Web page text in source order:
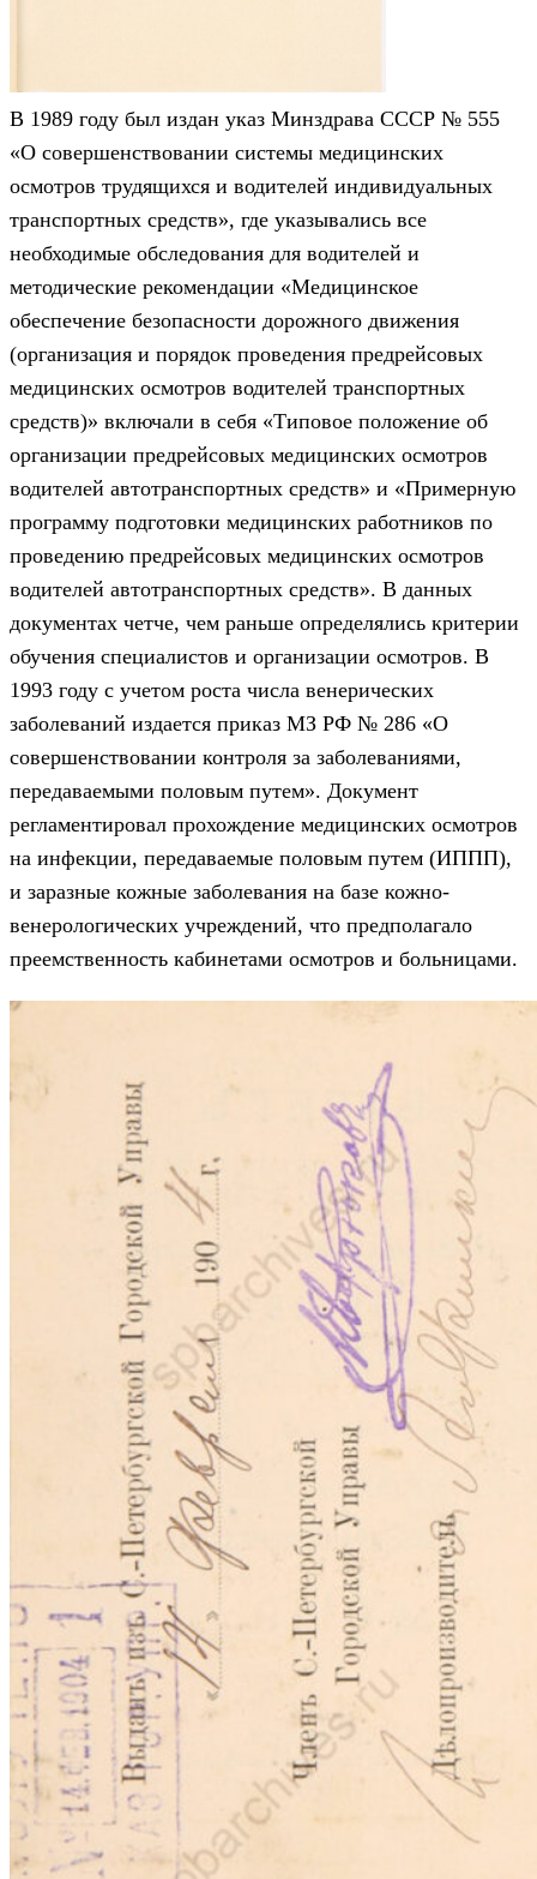
В 1989 году был издан указ Минздрава СССР № 555
«О совершенствовании системы медицинских
осмотров трудящихся и водителей индивидуальных
транспортных средств», где указывались все
необходимые обследования для водителей и
методические рекомендации «Медицинское
обеспечение безопасности дорожного движения
(организация и порядок проведения предрейсовых
медицинских осмотров водителей транспортных
средств)» включали в себя «Типовое положение об
организации предрейсовых медицинских осмотров
водителей автотранспортных средств» и «Примерную
программу подготовки медицинских работников по
проведению предрейсовых медицинских осмотров
водителей автотранспортных средств». В данных
документах четче, чем раньше определялись критерии
обучения специалистов и организации осмотров. В
1993 году с учетом роста числа венерических
заболеваний издается приказ МЗ РФ № 286 «О
совершенствовании контроля за заболеваниями,
передаваемыми половым путем». Документ
регламентировал прохождение медицинских осмотров
на инфекции, передаваемые половым путем (ИППП),
и заразные кожные заболевания на базе кожно-
венерологических учреждений, что предполагало
преемственность кабинетами осмотров и больницами.